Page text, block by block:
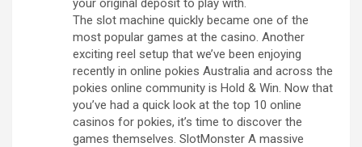
your original deposit to play with.
The slot machine quickly became one of the
most popular games at the casino. Another
exciting reel setup that we’ve been enjoying
recently in online pokies Australia and across the
pokies online community is Hold & Win. Now that
you’ve had a quick look at the top 10 online
casinos for pokies, it’s time to discover the
games themselves. SlotMonster A massive